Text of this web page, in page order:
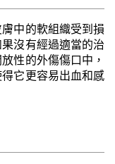
中的軟組織受到損
沒有經過適當的治
性的外傷傷口中，
它更容易出血和感